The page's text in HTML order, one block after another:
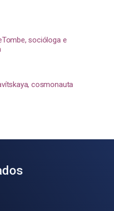
socióloga e
cosmonauta